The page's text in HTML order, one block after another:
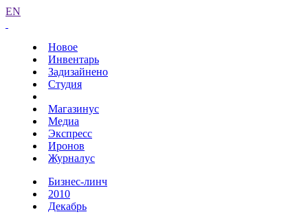
EN
Новое
Инвентарь
Задизайнено
Студия
Магазинус
Медиа
Экспресс
Иронов
Журналус
Бизнес-линч
2010
Декабрь